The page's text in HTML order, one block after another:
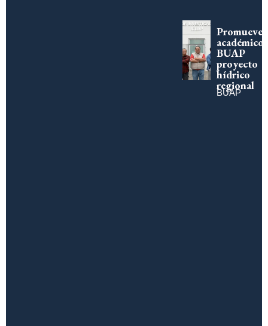
Promueve
académico
BUAP
proyecto
hídrico
regional
BUAP